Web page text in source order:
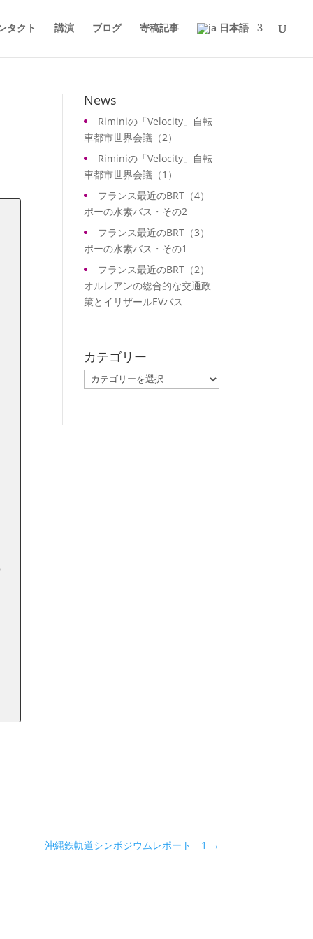
タクト 講演 ブログ 寄稿記事 日本語
News
Riminiの「Velocity」自転
車都市世界会議（2）
Riminiの「Velocity」自転
車都市世界会議（1）
フランス最近のBRT（4）
ポーの水素バス・その2
フランス最近のBRT（3）
ポーの水素バス・その1
フランス最近のBRT（2）
オルレアンの総合的な交通政
策とイリザールEVバス
カテゴリー
カ
テ
沖縄鉄軌道シンポジウムレポート 1 →